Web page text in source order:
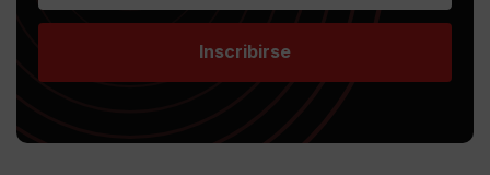
Inscribirse